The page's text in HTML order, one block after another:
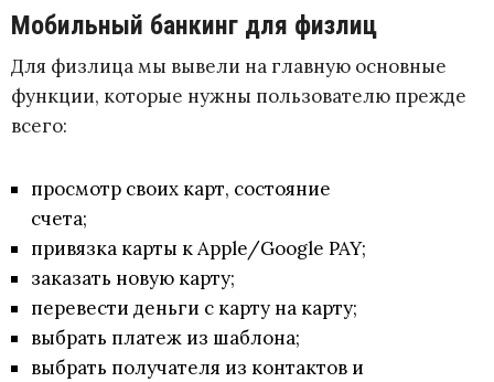
Мобильный банкинг для физлиц
Для физлица мы вывели на главную основные
функции, которые нужны пользователю прежде
всего:
просмотр своих карт, состояние
счета;
привязка карты к Apple/Google PAY;
заказать новую карту;
перевести деньги с карту на карту;
выбрать платеж из шаблона;
выбрать получателя из контактов и